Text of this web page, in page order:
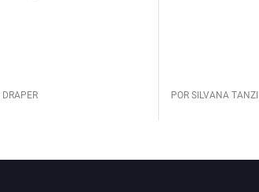
DRAPER POR SILVANA TANZI